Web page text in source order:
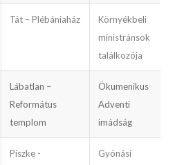
Tát – Plébániaház
Környékbeli
ministránsok
találkozója
Lábatlan –
Református
templom
Ökumenikus
Adventi
imádság
Piszke -
Gyónási